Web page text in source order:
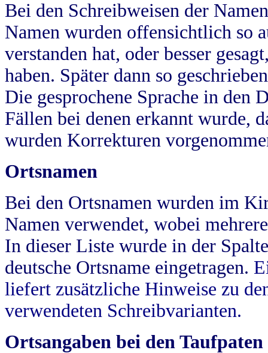
Bei den Schreibweisen der
Namen wurden offensichtlich so
verstanden hat, oder besser
haben. Später dann so
Die gesprochene Sprache in
Fällen bei denen erkannt wurde,
wurden Korrekturen
Ortsnamen
Bei den Ortsnamen wurden im
Namen verwendet, wobei
In dieser Liste wurde in der
deutsche Ortsname eingetragen.
liefert zusätzliche Hinweise zu
verwendeten Schreibvarianten.
Ortsangaben bei den Taufpaten